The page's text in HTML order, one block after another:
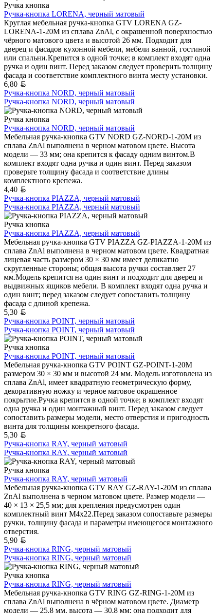
Ручка кнопка
Ручка-кнопка LORENA, черный матовый
Круглая мебельная ручка-кнопка GTV LORENA GZ-
LORENA-1-20M из сплава ZnAl, с окрашенной поверхностью
чёрного матового цвета и высотой 26 мм. Подходит для
дверец и фасадов кухонной мебели, мебели ванной, гостиной
или спальни.Крепится в одной точке; в комплект входят одна
ручка и один винт. Перед заказом следует проверить толщину
фасада и соответствие комплектного винта месту установки.
6,80
Ручка-кнопка NORD, черный матовый
Ручка-кнопка NORD, черный матовый
Ручка кнопка
Ручка-кнопка NORD, черный матовый
Мебельная ручка-кнопка GTV NORD GZ-NORD-1-20M из
сплава ZnAl выполнена в черном матовом цвете. Высота
модели — 33 мм; она крепится к фасаду одним винтом.В
комплект входят одна ручка и один винт. Перед заказом
проверьте толщину фасада и соответствие длины
комплектного крепежа.
4,40
Ручка-кнопка PIAZZA, черный матовый
Ручка-кнопка PIAZZA, черный матовый
Ручка кнопка
Ручка-кнопка PIAZZA, черный матовый
Мебельная ручка-кнопка GTV PIAZZA GZ-PIAZZA-1-20M из
сплава ZnAl выполнена в черном матовом цвете. Квадратная
лицевая часть размером 30 × 30 мм имеет деликатно
скругленные стороны; общая высота ручки составляет 27
мм.Модель крепится на один винт и подходит для дверец и
выдвижных ящиков мебели. В комплект входят одна ручка и
один винт; перед заказом следует сопоставить толщину
фасада с длиной крепежа.
5,30
Ручка-кнопка POINT, черный матовый
Ручка-кнопка POINT, черный матовый
Ручка кнопка
Ручка-кнопка POINT, черный матовый
Мебельная ручка-кнопка GTV POINT GZ-POINT-1-20M
размером 30 × 30 мм и высотой 24 мм. Модель изготовлена из
сплава ZnAl, имеет квадратную геометрическую форму,
декоративную ножку и черное матовое окрашенное
покрытие.Ручка крепится в одной точке; в комплект входят
одна ручка и один монтажный винт. Перед заказом следует
сопоставить размеры модели, место отверстия и пригодность
винта для толщины конкретного фасада.
5,30
Ручка-кнопка RAY, черный матовый
Ручка-кнопка RAY, черный матовый
Ручка кнопка
Ручка-кнопка RAY, черный матовый
Мебельная ручка-кнопка GTV RAY GZ-RAY-1-20M из сплава
ZnAl выполнена в черном матовом цвете. Размер модели —
40 × 13 × 25,5 мм; для крепления предусмотрен один
комплектный винт M4x22.Перед заказом сопоставьте размеры
ручки, толщину фасада и параметры имеющегося монтажного
отверстия.
5,90
Ручка-кнопка RING, черный матовый
Ручка-кнопка RING, черный матовый
Ручка кнопка
Ручка-кнопка RING, черный матовый
Мебельная ручка-кнопка GTV RING GZ-RING-1-20M из
сплава ZnAl выполнена в чёрном матовом цвете. Диаметр
модели — 25,8 мм, высота — 30,8 мм; она подходит для